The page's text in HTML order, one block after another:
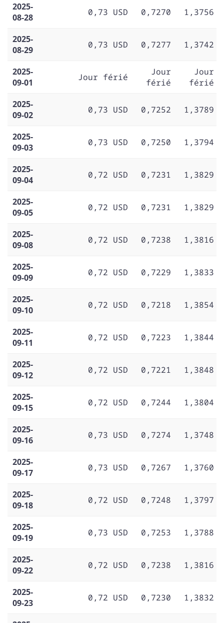
2025-
08-28
0,73 USD 0,7270 1,3756
2025-
08-29
0,73 USD 0,7277 1,3742
2025-
09-01
Jour férié
Jour
férié
Jour
férié
2025-
09-02
0,73 USD 0,7252 1,3789
2025-
09-03
0,73 USD 0,7250 1,3794
2025-
09-04
0,72 USD 0,7231 1,3829
2025-
09-05
0,72 USD 0,7231 1,3829
2025-
09-08
0,72 USD 0,7238 1,3816
2025-
09-09
0,72 USD 0,7229 1,3833
2025-
09-10
0,72 USD 0,7218 1,3854
2025-
09-11
0,72 USD 0,7223 1,3844
2025-
09-12
0,72 USD 0,7221 1,3848
2025-
09-15
0,72 USD 0,7244 1,3804
2025-
09-16
0,73 USD 0,7274 1,3748
2025-
09-17
0,73 USD 0,7267 1,3760
2025-
09-18
0,72 USD 0,7248 1,3797
2025-
09-19
0,73 USD 0,7253 1,3788
2025-
09-22
0,72 USD 0,7238 1,3816
2025-
09-23
0,72 USD 0,7230 1,3832